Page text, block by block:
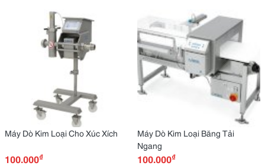
Máy Dò Kim Loại Cho Xúc Xích
100.000₫
Máy Dò Kim Loại Băng Tải
Ngang
100.000₫